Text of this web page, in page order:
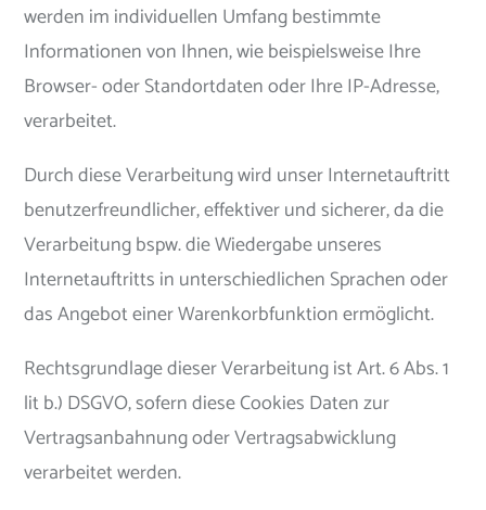
werden im individuellen Umfang bestimmte
Informationen von Ihnen, wie beispielsweise Ihre
Browser- oder Standortdaten oder Ihre IP-Adresse,
verarbeitet.
Durch diese Verarbeitung wird unser Internetauftritt
benutzerfreundlicher, effektiver und sicherer, da die
Verarbeitung bspw. die Wiedergabe unseres
Internetauftritts in unterschiedlichen Sprachen oder
das Angebot einer Warenkorbfunktion ermöglicht.
Rechtsgrundlage dieser Verarbeitung ist Art. 6 Abs. 1
lit b.) DSGVO, sofern diese Cookies Daten zur
Vertragsanbahnung oder Vertragsabwicklung
verarbeitet werden.